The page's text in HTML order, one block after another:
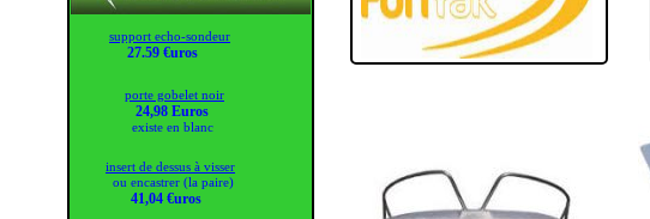
support echo-sondeur
27.59 €uros
porte gobelet noir
24,98 Euros
existe en blanc
insert de dessus à visser
ou encastrer (la paire)
41,04 €uros